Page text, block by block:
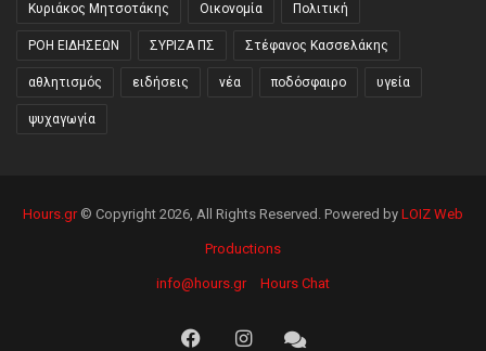
Κυριάκος Μητσοτάκης Οικονομία Πολιτική
ΡΟΗ ΕΙΔΗΣΕΩΝ ΣΥΡΙΖΑ ΠΣ Στέφανος Κασσελάκης
αθλητισμός ειδήσεις νέα ποδόσφαιρο υγεία
ψυχαγωγία
Hours.gr© Copyright 2026, All Rights Reserved. Powered by LOIZ Web
Productions
info@hours.gr Hours Chat
FacebookInstagramHours